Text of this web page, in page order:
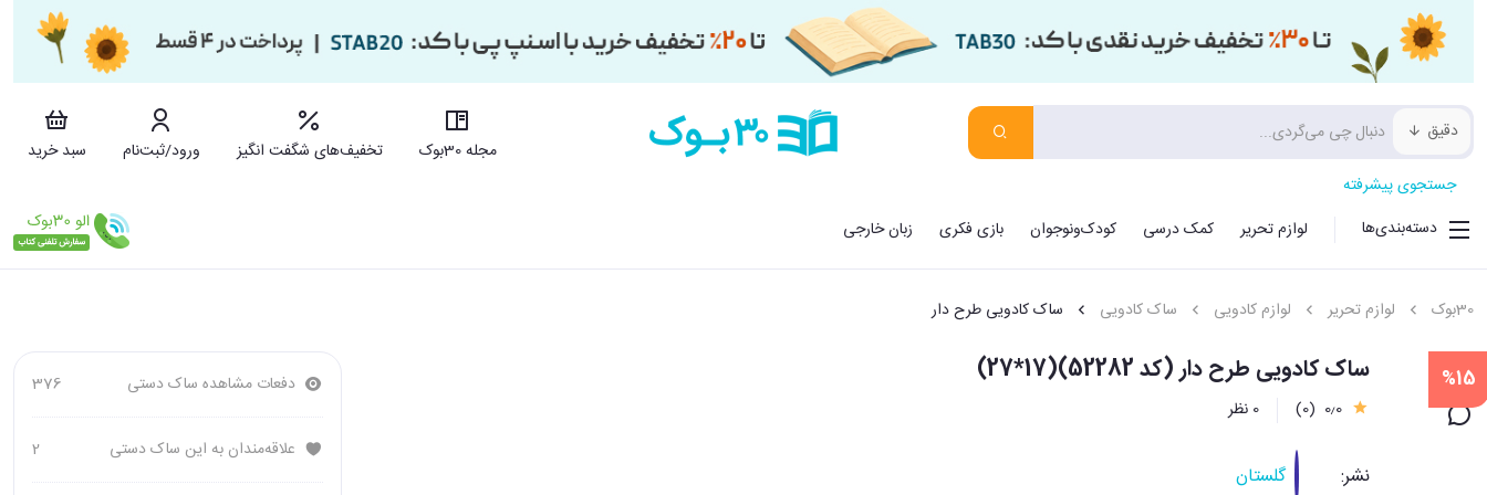
دقیق
مجله 30بوک تخفیف‌های شگفت انگیز ورود/ثبت‌نام
سبد خرید
جستجوی پیشرفته
دسته‌بندی‌ها
لوازم تحریر کمک درسی کودک‌ونوجوان بازی فکری زبان خارجی
30بوک لوازم تحریر لوازم کادویی ساک کادویی ساک کادویی طرح دار
%15 ساک کادویی طرح دار (کد 52282)(17*27) دفعات مشاهده ساک دستی 376
علاقه‌مندان به این ساک دستی 2